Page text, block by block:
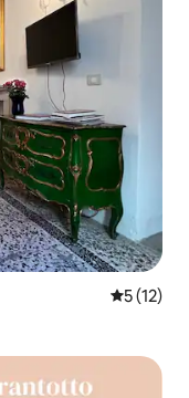
5 (12)